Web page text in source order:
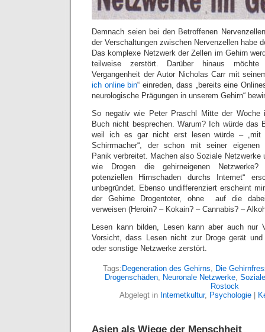
Demnach seien bei den Betroffenen
der Verschaltungen zwischen Nervenzellen habe
Das komplexe Netzwerk der Zellen im Gehirn
teilweise zerstört. Darüber hinaus
Vergangenheit der Autor Nicholas Carr mit
ich online bin“ einreden, dass „bereits eine
neurologische Prägungen in unserem Gehirn“
So negativ wie Peter Praschl Mitte der
Buch nicht besprechen. Warum? Ich würde das
weil ich es gar nicht erst lesen würde – „mit
Schirrmacher“, der schon mit seiner eigenen
Panik verbreitet. Machen also Soziale Netzwerke
wie Drogen die gehirneigenen Netzwerke?
potenziellen Hirnschaden durchs Internet“
unbegründet. Ebenso undifferenziert erscheint
der Gehirne Drogentoter, ohne auf die
verweisen (Heroin? – Kokain? – Cannabis? –
Lesen kann bilden, Lesen kann aber auch nur
Vorsicht, dass Lesen nicht zur Droge gerät und
oder sonstige Netzwerke zerstört.
Tags: Degeneration des Gehirns, Die
Drogenschäden, Neuronale Netzwerke,
Rostock
Abgelegt in Internetkultur, Psychologie
Asien als Wiege der Menschheit